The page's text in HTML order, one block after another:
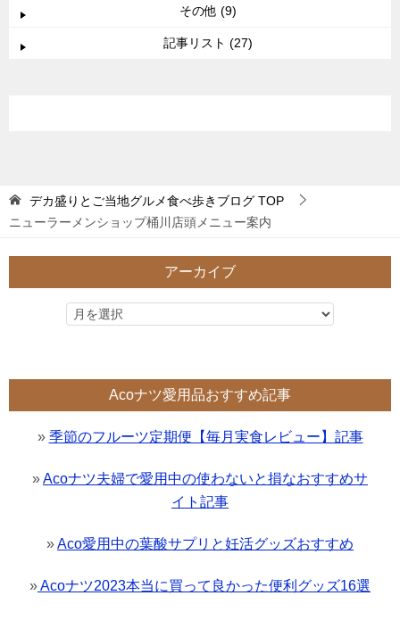
その他 (9)
記事リスト (27)
デカ盛りとご当地グルメ食べ歩きブログ TOP
ニューラーメンショップ桶川店頭メニュー案内
アーカイブ
Acoナツ愛用品おすすめ記事
» 季節のフルーツ定期便【毎月実食レビュー】記事
»Acoナツ夫婦で愛用中の使わないと損なおすすめサ
イト記事
»Aco愛用中の葉酸サプリと妊活グッズおすすめ
»Acoナツ2023本当に買って良かった便利グッズ16選